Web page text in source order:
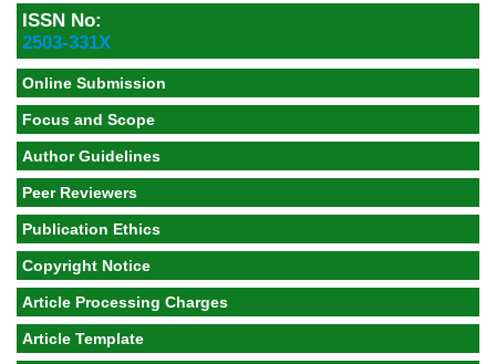
ISSN No:
2503-331X
Online Submission
Focus and Scope
Author Guidelines
Peer Reviewers
Publication Ethics
Copyright Notice
Article Processing Charges
Article Template